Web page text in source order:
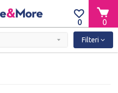
0
0
Filteri